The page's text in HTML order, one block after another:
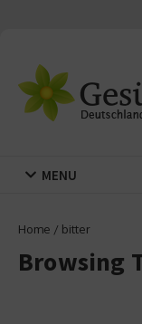
MENU
Home / bitter
Browsing